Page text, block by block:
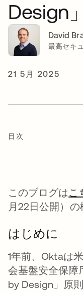
Design
David
最高セキ
21 5月 2025
目次
このブログはこ
月22日公開）の
はじめに
1年前、Oktaは
会基盤安全保障
by Design」原